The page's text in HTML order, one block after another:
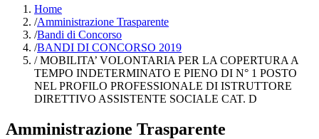
Home
/Amministrazione Trasparente
/Bandi di Concorso
/BANDI DI CONCORSO 2019
/MOBILITA’ VOLONTARIA PER LA COPERTURA A
TEMPO INDETERMINATO E PIENO DI N° 1 POSTO
NEL PROFILO PROFESSIONALE DI ISTRUTTORE
DIRETTIVO ASSISTENTE SOCIALE CAT. D
Amministrazione Trasparente